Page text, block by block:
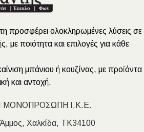
προσφέρει ολοκληρωμένες λύσεις σε
με ποιότητα και επιλογές για κάθε
μπάνιου ή κουζίνας, με προϊόντα
και αντοχή.
ΜΟΝΟΠΡΟΣΩΠΗ Ι.Κ.Ε.
Άμμος, Χαλκίδα, ΤΚ34100